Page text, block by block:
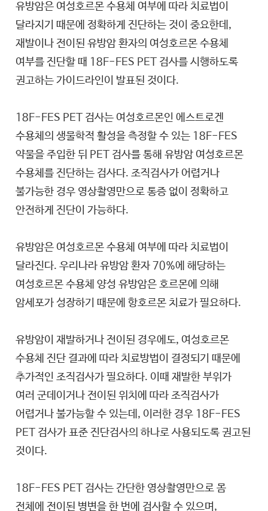
유방암은 여성호르몬 수용체 여부에 따라 치료법이
달라지기 때문에 정확하게 진단하는 것이 중요한데,
재발이나 전이된 유방암 환자의 여성호르몬 수용체
여부를 진단할 때 18F-FES PET 검사를 시행하도록
권고하는 가이드라인이 발표된 것이다.
18F-FES PET 검사는 여성호르몬인 에스트로겐
수용체의 생물학적 활성을 측정할 수 있는 18F-FES
약물을 주입한 뒤 PET 검사를 통해 유방암 여성호르몬
수용체를 진단하는 검사다. 조직검사가 어렵거나
불가능한 경우 영상촬영만으로 통증 없이 정확하고
안전하게 진단이 가능하다.
유방암은 여성호르몬 수용체 여부에 따라 치료법이
달라진다. 우리나라 유방암 환자 70%에 해당하는
여성호르몬 수용체 양성 유방암은 호르몬에 의해
암세포가 성장하기 때문에 항호르몬 치료가 필요하다.
유방암이 재발하거나 전이된 경우에도, 여성호르몬
수용체 진단 결과에 따라 치료방법이 결정되기 때문에
추가적인 조직검사가 필요하다. 이때 재발한 부위가
여러 군데이거나 전이된 위치에 따라 조직검사가
어렵거나 불가능할 수 있는데, 이러한 경우 18F-FES
PET 검사가 표준 진단검사의 하나로 사용되도록 권고된
것이다.
18F-FES PET 검사는 간단한 영상촬영만으로 몸
전체에 전이된 병변을 한 번에 검사할 수 있으며,